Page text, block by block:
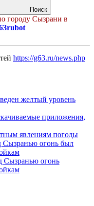
Поиск
городу Сызрани в
https://g63.ru/news.php
желтый уровень
приложения,
явлениям погоды
Сызранью огонь был
Сызранью огонь